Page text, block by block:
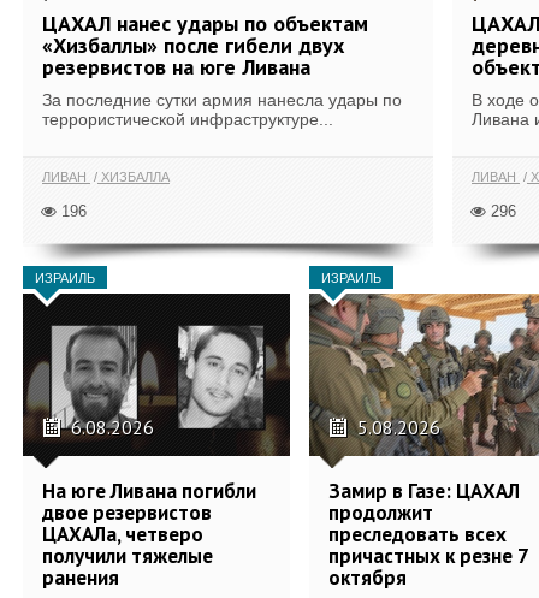
ЦАХАЛ нанес удары по объектам
«Хизбаллы» после гибели двух
резервистов на юге Ливана
За последние сутки армия нанесла удары по
террористической инфраструктуре...
ЛИВАН ХИЗБАЛЛА
196
В ходе
Ливана
ЛИВАН
296
ИЗРАИЛЬ
6.08.2026
На юге Ливана погибли
двое резервистов
ЦАХАЛа, четверо
получили тяжелые
ранения
ИЗРАИЛЬ
5.08.2026
Замир в Газе: ЦАХАЛ
продолжит
преследовать всех
причастных к резне 7
октября